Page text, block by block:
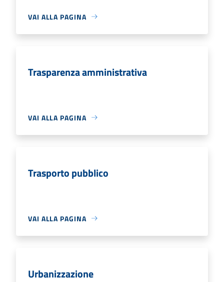
VAI ALLA PAGINA
Trasparenza amministrativa
VAI ALLA PAGINA
Trasporto pubblico
VAI ALLA PAGINA
Urbanizzazione